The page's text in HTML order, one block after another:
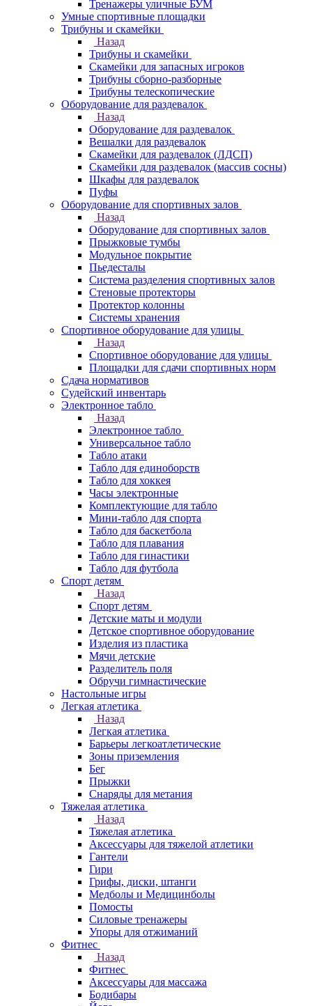
Тренажеры уличные БУМ
Умные спортивные площадки
Трибуны и скамейки
Назад
Трибуны и скамейки
Скамейки для запасных игроков
Трибуны сборно-разборные
Трибуны телескопические
Оборудование для раздевалок
Назад
Оборудование для раздевалок
Вешалки для раздевалок
Скамейки для раздевалок (ЛДСП)
Скамейки для раздевалок (массив сосны)
Шкафы для раздевалок
Пуфы
Оборудование для спортивных залов
Назад
Оборудование для спортивных залов
Прыжковые тумбы
Модульное покрытие
Пьедесталы
Система разделения спортивных залов
Стеновые протекторы
Протектор колонны
Системы хранения
Спортивное оборудование для улицы
Назад
Спортивное оборудование для улицы
Площадки для сдачи спортивных норм
Сдача нормативов
Судейский инвентарь
Электронное табло
Назад
Электронное табло
Универсальное табло
Табло атаки
Табло для единоборств
Табло для хоккея
Часы электронные
Комплектующие для табло
Мини-табло для спорта
Табло для баскетбола
Табло для плавания
Табло для гинастики
Табло для футбола
Спорт детям
Назад
Спорт детям
Детские маты и модули
Детское спортивное оборудование
Изделия из пластика
Мячи детские
Разделитель поля
Обручи гимнастические
Настольные игры
Легкая атлетика
Назад
Легкая атлетика
Барьеры легкоатлетические
Зоны приземления
Бег
Прыжки
Снаряды для метания
Тяжелая атлетика
Назад
Тяжелая атлетика
Аксессуары для тяжелой атлетики
Гантели
Гири
Грифы, диски, штанги
Медболы и Медицинболы
Помосты
Силовые тренажеры
Упоры для отжиманий
Фитнес
Назад
Фитнес
Аксессуары для массажа
Бодибары